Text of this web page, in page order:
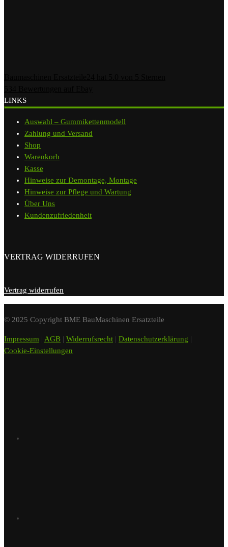
LINKS
Auswahl – Gummikettenmodell
Zahlung und Versand
Shop
Warenkorb
Kasse
Hinweise zur Demontage, Montage
Hinweise zur Pflege und Wartung
Über Uns
Kundenzufriedenheit
VERTRAG WIDERRUFEN
Vertrag widerrufen
© 2025 Copyright BME BauMaschinen Ersatzteile
Impressum | AGB | Widerrufsrecht | Datenschutzerklärung |
Cookie-Einstellungen